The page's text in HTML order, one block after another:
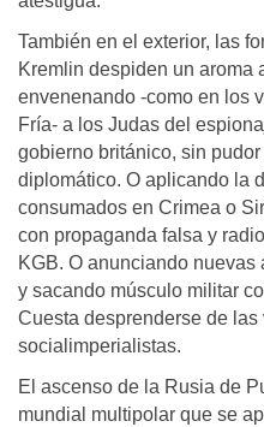
También en el exterior, las
Kremlin despiden un aroma
envenenando -como en los
Fría- a los Judas del
gobierno británico, sin
diplomático. O aplicando la
consumados en Crimea o
con propaganda falsa y
KGB. O anunciando
y sacando músculo militar
Cuesta desprenderse de
socialimperialistas.
El ascenso de la Rusia de
mundial multipolar que se